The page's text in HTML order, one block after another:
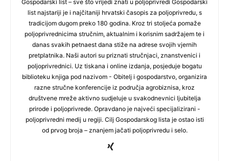
Gospodarski list – sve što vrijedi znati u poljoprivredi Gospodarski
list najstariji je i najčitaniji hrvatski časopis za poljoprivredu, s
tradicijom dugom preko 180 godina. Kroz tri stoljeća pomaže
poljoprivrednicima stručnim, aktualnim i korisnim sadržajem te i
danas svakih petnaest dana stiže na adrese svojih vjernih
pretplatnika. Naši autori su priznati stručnjaci, znanstvenici i
poljoprivrednici. Uz tiskana i online izdanja, posjeduje bogatu
biblioteku knjiga pod nazivom - Obitelj i gospodarstvo, organizira
razne stručne konferencije iz područja agrobiznisa, kroz
društvene mreže aktivno sudjeluje u svakodnevnici ljubitelja
prirode i poljoprivrede. Opravdano je najveći specijalizirani -
poljoprivredni medij u regiji. Cilj Gospodarskog lista je ostao isti
od prvog broja – znanjem jačati poljoprivredu i selo.